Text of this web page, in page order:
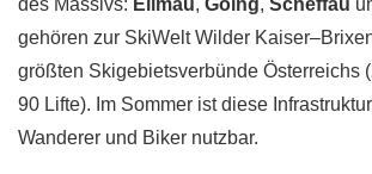
des Massivs: Ellmau, Going, Scheffau
gehören zur SkiWelt Wilder
größten Skigebietsverbünde Österreichs
90 Lifte). Im Sommer ist diese
Wanderer und Biker nutzbar.